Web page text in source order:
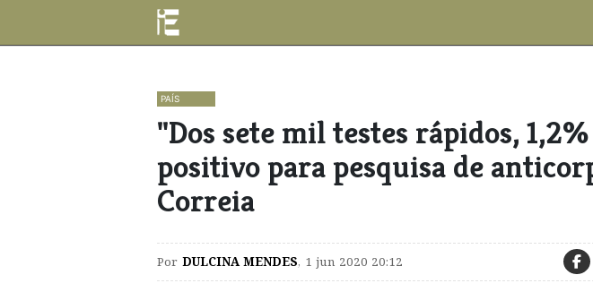
PAÍS
"Dos sete mil testes rápidos,
positivo para pesquisa de
Correia
Por DULCINA MENDES, 1 jun 2020 20:12